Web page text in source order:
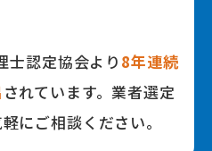
⼠認定協会より 8年連続
されています。業者選定
にご相談ください。